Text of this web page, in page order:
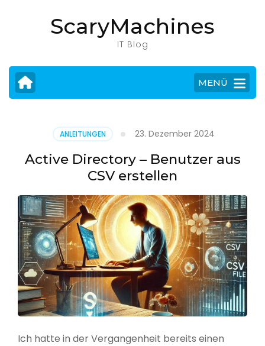
drücken)
ScaryMachines
IT Blog
MENÜ
ANLEITUNGEN 23. Dezember 2024
Active Directory – Benutzer aus
CSV erstellen
Ich hatte in der Vergangenheit bereits einen